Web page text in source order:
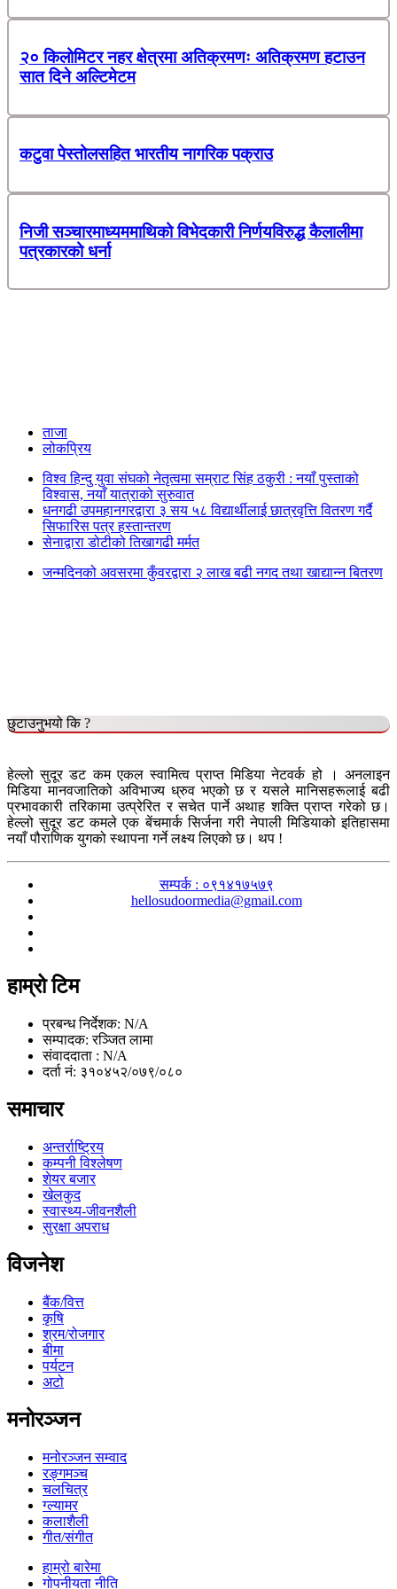
२० किलोमिटर नहर क्षेत्रमा अतिक्रमणः अतिक्रमण हटाउन
सात दिने अल्टिमेटम
कटुवा पेस्तोलसहित भारतीय नागरिक पक्राउ
निजी सञ्चारमाध्यममाथिको विभेदकारी निर्णयविरुद्ध कैलालीमा
पत्रकारको धर्ना
ताजा
लोकप्रिय
विश्व हिन्दु युवा संघको नेतृत्वमा सम्राट सिंह ठकुरी : नयाँ पुस्ताको
विश्वास, नयाँ यात्राको सुरुवात
धनगढी उपमहानगरद्वारा ३ सय ५८ विद्यार्थीलाई छात्रवृत्ति वितरण गर्दै
सिफारिस पत्र हस्तान्तरण
सेनाद्वारा डोटीको तिखागढी मर्मत
जन्मदिनको अवसरमा कुँवरद्वारा २ लाख बढी नगद तथा खाद्यान्न बितरण
छुटाउनुभयो कि ?
हेल्लो सुदूर डट कम एकल स्वामित्व प्राप्त मिडिया नेटवर्क हो । अनलाइन
मिडिया मानवजातिको अविभाज्य ध्रुव भएको छ र यसले मानिसहरूलाई बढी
प्रभावकारी तरिकामा उत्प्रेरित र सचेत पार्ने अथाह शक्ति प्राप्त गरेको छ।
हेल्लो सुदूर डट कमले एक बेंचमार्क सिर्जना गरी नेपाली मिडियाको इतिहासमा
नयाँ पौराणिक युगको स्थापना गर्ने लक्ष्य लिएको छ। थप !
सम्पर्क : ०९१४१७५७९
hellosudoormedia@gmail.com
हाम्रो टिम
प्रबन्ध निर्देशक: N/A
सम्पादक: रञ्जित लामा
संवाददाता : N/A
दर्ता नं: ३१०४५२/०७९/०८०
समाचार
अन्तर्राष्ट्रिय
कम्पनी विश्लेषण
शेयर बजार
खेलकुद
स्वास्थ्य-जीवनशैली
सुरक्षा अपराध
विजनेश
बैंक/वित्त
कृषि
श्रम/रोजगार
बीमा
पर्यटन
अटो
मनोरञ्जन
मनोरञ्जन सम्वाद
रङ्गमञ्च
चलचित्र
ग्ल्यामर
कलाशैली
गीत/संगीत
हाम्रो बारेमा
गोपनीयता नीति